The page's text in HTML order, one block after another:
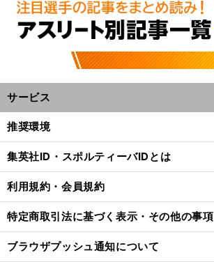
サービス
推奨環境
集英社ID・スポルティーバIDとは
利用規約・会員規約
特定商取引法に基づく表示・その他の事項
ブラウザプッシュ通知について